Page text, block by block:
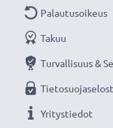
bajonetti
takuulla!
Palautusoikeus
Takuu
Turvallisuus &
Yritystiedot